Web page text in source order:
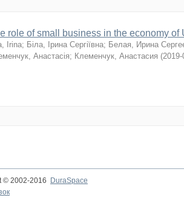
role of small business in the economy of
Irina; Біла, Ірина Сергіївна; Белая, Ирина
Анастасія; Клеменчук, Анастасия (2019-
© 2002-2016
DuraSpace